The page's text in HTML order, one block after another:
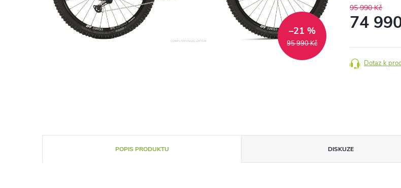
95 990 Kč
–21 %
95 990 Kč
74
cena:
Dotaz k
POPIS PRODUKTU DISKUZE